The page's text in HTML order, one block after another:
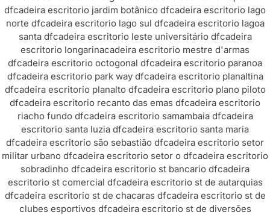
dfcadeira escritorio jardim botânico dfcadeira escritorio lago
norte dfcadeira escritorio lago sul dfcadeira escritorio lagoa
santa dfcadeira escritorio leste universitário dfcadeira
escritorio longarinacadeira escritorio mestre d'armas
dfcadeira escritorio octogonal dfcadeira escritorio paranoa
dfcadeira escritorio park way dfcadeira escritorio planaltina
dfcadeira escritorio planalto dfcadeira escritorio plano piloto
dfcadeira escritorio recanto das emas dfcadeira escritorio
riacho fundo dfcadeira escritorio samambaia dfcadeira
escritorio santa luzia dfcadeira escritorio santa maria
dfcadeira escritorio são sebastião dfcadeira escritorio setor
militar urbano dfcadeira escritorio setor o dfcadeira escritorio
sobradinho dfcadeira escritorio st bancario dfcadeira
escritorio st comercial dfcadeira escritorio st de autarquias
dfcadeira escritorio st de chacaras dfcadeira escritorio st de
clubes esportivos dfcadeira escritorio st de diversões